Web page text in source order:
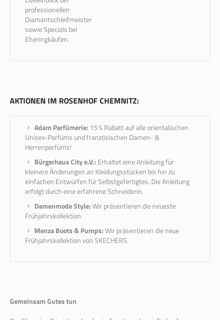
professionellen
Diamantschleifmeister
sowie Specials bei
Eheringkäufen.
AKTIONEN IM ROSENHOF CHEMNITZ:
Adam Parfümerie: 15 % Rabatt auf alle orientalischen
Unisex-Parfüms und französischen Damen- &
Herrenparfüms!
Bürgerhaus City e.V.: Erhaltet eine Anleitung für
kleinere Änderungen an Kleidungsstücken bis hin zu
einfachen Entwürfen für Selbstgefertigtes. Die Anleitung
erfolgt durch eine erfahrene Schneiderin.
Damenmode Style:Wir präsentieren die neueste
Frühjahrskollektion.
Menza Boots & Pumps:Wir präsentieren die neue
Frühjahrskollektion von SKECHERS.
Gemeinsam Gutes tun